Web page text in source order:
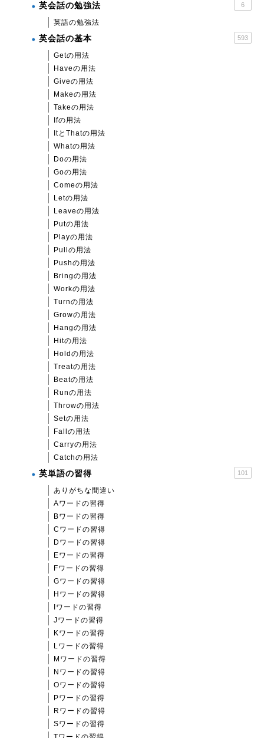
英会話の勉強法 6
英語の勉強法
英会話の基本 593
Getの用法
Haveの用法
Giveの用法
Makeの用法
Takeの用法
Ifの用法
ItとThatの用法
Whatの用法
Doの用法
Goの用法
Comeの用法
Letの用法
Leaveの用法
Putの用法
Playの用法
Pullの用法
Pushの用法
Bringの用法
Workの用法
Turnの用法
Growの用法
Hangの用法
Hitの用法
Holdの用法
Treatの用法
Beatの用法
Runの用法
Throwの用法
Setの用法
Fallの用法
Carryの用法
Catchの用法
英単語の習得 101
ありがちな間違い
Aワードの習得
Bワードの習得
Cワードの習得
Dワードの習得
Eワードの習得
Fワードの習得
Gワードの習得
Hワードの習得
Iワードの習得
Jワードの習得
Kワードの習得
Lワードの習得
Mワードの習得
Nワードの習得
Oワードの習得
Pワードの習得
Rワードの習得
Sワードの習得